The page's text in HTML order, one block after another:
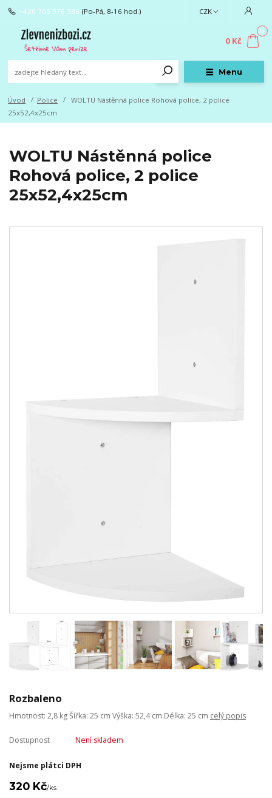
Menu
CZK
+420 705 976 386 (Po-Pá, 8-16 hod.)
0
0 Kč
Úvod Police
WOLTU Nástěnná police Rohová police, 2 police
25x52,4x25cm
WOLTU Nástěnná police
Rohová police, 2 police
25x52,4x25cm
Rozbaleno
Hmotnost: 2,8 kg Šířka: 25 cm Výška: 52,4 cm Délka: 25 cm celý popis
Dostupnost Není skladem
Nejsme plátci DPH
320 Kč/ks